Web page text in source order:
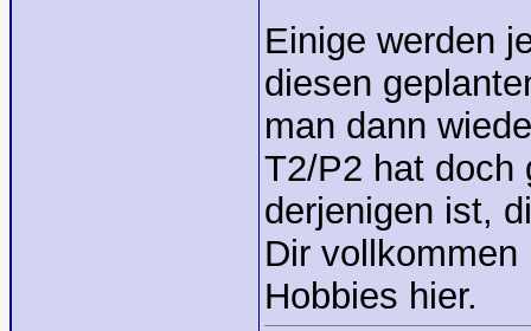
Einige werden
diesen
man dann
T2/P2 hat doch
derjenigen ist,
Dir
Hobbies hier.